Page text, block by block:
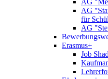
AG
AG
für
AG
Erasmus+
Job